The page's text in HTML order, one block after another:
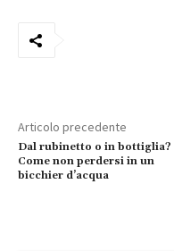
Articolo precedente
Dal rubinetto o in bottiglia?
Come non perdersi in un
bicchier d’acqua